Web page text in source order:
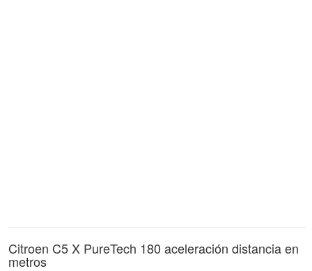
Citroen C5 X PureTech 180 aceleración distancia en
metros